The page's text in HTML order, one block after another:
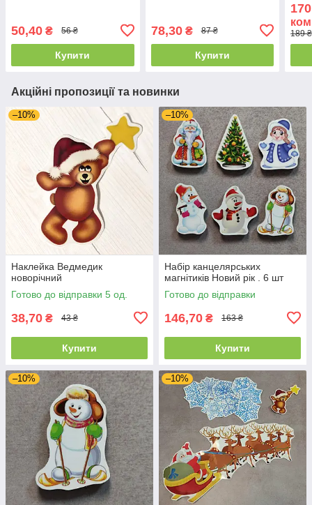
50,40 ₴ 56 ₴
Купити
78,30₴ 87 ₴
Купити
189
Акційні пропозиції та новинки
–10%
Наклейка Ведмедик
новорічний
Готово до відправки 5 од.
38,70 ₴ 43 ₴
Купити
–10%
Набір канцелярських
магнітиків Новий рік . 6 шт
Готово до відправки
146,70 ₴ 163 ₴
Купити
–10% –10%